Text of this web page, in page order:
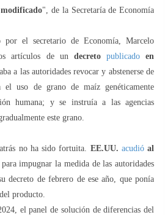
", de la Secretaría de Economía
el secretario de Economía, Marcelo
artículos de un decreto publicadoen
a las autoridades revocar y abstenerse de
el uso de grano de maíz genéticamente
humana; y se instruía a las agencias
este grano.
no ha sido fortuita.
EE.UU. acudióal
impugnar la medida de las autoridades
decreto de febrero de ese año, que ponía
producto.
el panel de solución de diferencias del